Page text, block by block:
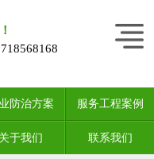
防治方案 服务工程案例
关于我们 联系我们